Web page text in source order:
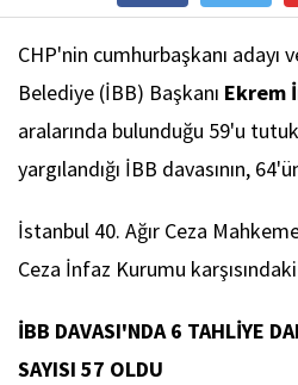
CHP'nin cumhurbaşkanı adayı
Belediye (İBB) Başkanı Ekrem
aralarında bulunduğu 59'u
yargılandığı İBB davasının,
İstanbul 40. Ağır Ceza
Ceza İnfaz Kurumu
İBB DAVASI'NDA 6 TAHLİYE
SAYISI 57 OLDU